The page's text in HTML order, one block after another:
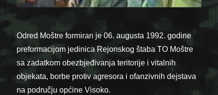
Odred Moštre formiran je 06. augusta 1992. godine
preformacijom jedinica Rejonskog štaba TO Moštre
sa zadatkom obezbjeđivanja teritorije i vitalnih
objekata, borbe protiv agresora i ofanzivnih dejstava
na području općine Visoko.